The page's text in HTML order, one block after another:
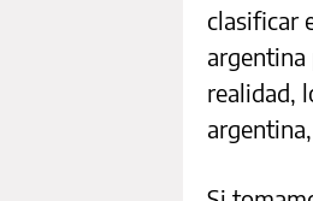
clasificar
argentina
realidad,